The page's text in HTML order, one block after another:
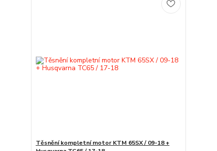
Těsnění kompletní motor KTM 65SX / 09-18 +